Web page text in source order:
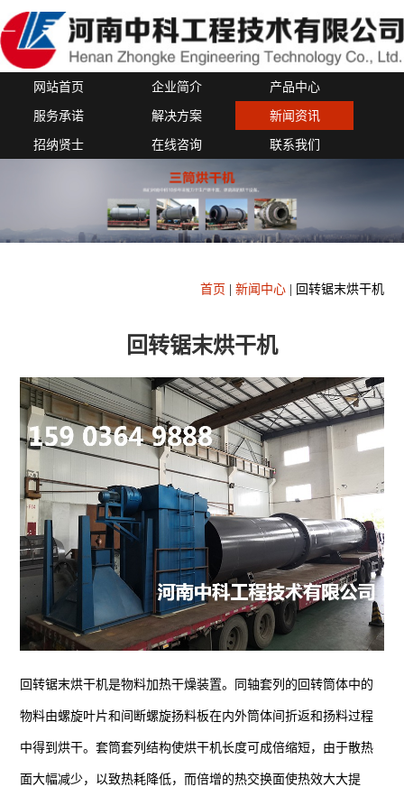
网站首页 企业简介 产品中心
服务承诺 解决方案 新闻资讯
招纳贤士 在线咨询 联系我们
首页 新闻中心| 回转锯末烘干机
回转锯末烘干机
回转锯末烘干机是物料加热干燥装置。同轴套列的回转筒体中的
物料由螺旋叶片和间断螺旋扬料板在内外筒体间折返和扬料过程
中得到烘干。套筒套列结构使烘干机长度可成倍缩短，由于散热
面大幅减少，以致热耗降低，而倍增的热交换面使热效大大提